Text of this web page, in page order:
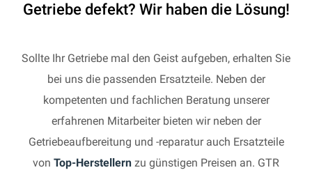
Getriebe defekt? Wir haben die Lösung!
Sollte Ihr Getriebe mal den Geist aufgeben, erhalten Sie
bei uns die passenden Ersatzteile. Neben der
kompetenten und fachlichen Beratung unserer
erfahrenen Mitarbeiter bieten wir neben der
Getriebeaufbereitung und -reparatur auch Ersatzteile
von Top-Herstellern zu günstigen Preisen an. GTR